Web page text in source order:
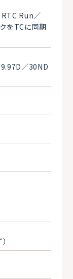
Run／
をTCに同期
／30ND